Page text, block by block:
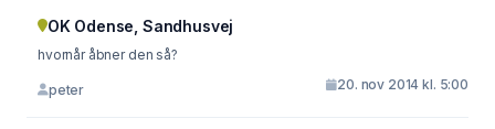
OK Odense, Sandhusvej
hvornår åbner den så?
peter 20. nov 2014 kl. 5:00